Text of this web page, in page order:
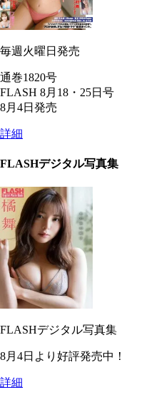
毎週火曜日発売
通巻1820号
FLASH 8月18・25日号
8月4日発売
詳細
FLASHデジタル写真集
FLASHデジタル写真集
8月4日より好評発売中！
詳細